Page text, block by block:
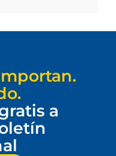
a